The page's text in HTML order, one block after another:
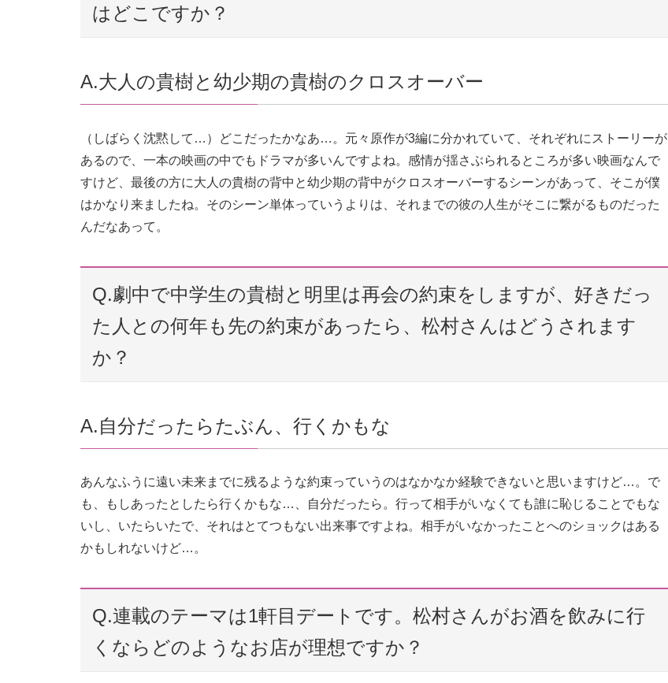
はどこですか？
A.大人の貴樹と幼少期の貴樹のクロスオーバー
（しばらく沈黙して…）どこだったかなあ…。元々原作が3編に分かれていて、それぞれにストーリーが
あるので、一本の映画の中でもドラマが多いんですよね。感情が揺さぶられるところが多い映画なんで
すけど、最後の方に大人の貴樹の背中と幼少期の背中がクロスオーバーするシーンがあって、そこが僕
はかなり来ましたね。そのシーン単体っていうよりは、それまでの彼の人生がそこに繋がるものだった
んだなあって。
Q.劇中で中学生の貴樹と明里は再会の約束をしますが、好きだっ
た人との何年も先の約束があったら、松村さんはどうされます
か？
A.自分だったらたぶん、行くかもな
あんなふうに遠い未来までに残るような約束っていうのはなかなか経験できないと思いますけど…。で
も、もしあったとしたら行くかもな…、自分だったら。行って相手がいなくても誰に恥じることでもな
いし、いたらいたで、それはとてつもない出来事ですよね。相手がいなかったことへのショックはある
かもしれないけど…。
Q.連載のテーマは1軒目デートです。松村さんがお酒を飲みに行
くならどのようなお店が理想ですか？